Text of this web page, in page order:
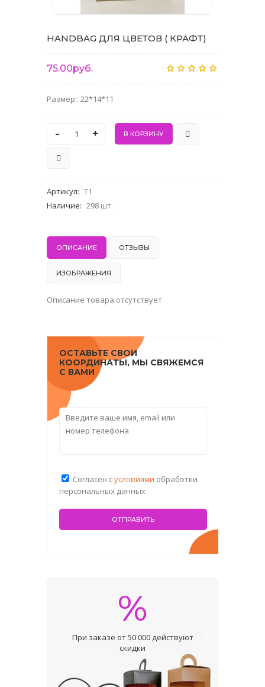
HANDBAG ДЛЯ ЦВЕТОВ ( КРАФТ)
75.00руб.
Размер:: 22*14*11
- +
Артикул: T1
Наличие: 298 шт.
ОПИСАНИЕ ОТЗЫВЫ
ИЗОБРАЖЕНИЯ
Описание товара отсутствует
ОСТАВЬТЕ СВОИ
КООРДИНАТЫ, МЫ СВЯЖЕМСЯ
С ВАМИ
Согласен сусловиями обработки
персональных данных
%
При заказе от 50 000 действуют
скидки